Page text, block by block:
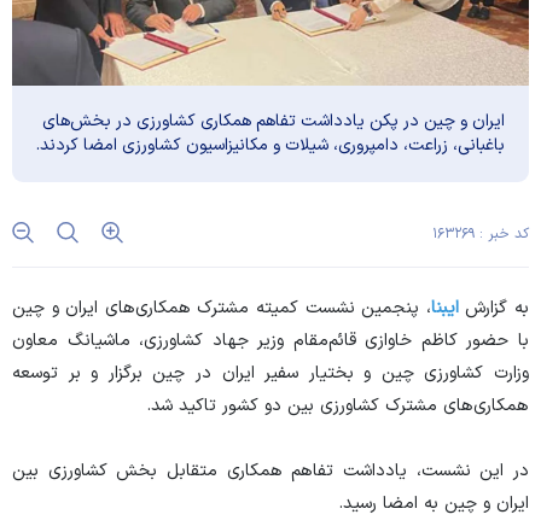
ایران و چین در پکن یادداشت تفاهم همکاری کشاورزی در بخش‌های
باغبانی، زراعت، دامپروری، شیلات و مکانیزاسیون کشاورزی امضا کردند.
کد خبر : ۱۶۳۲۶۹
به گزارشایبنا، پنجمین نشست کمیته مشترک همکاری‌های ایران و چین
با حضور کاظم خاوازی قائم‌مقام وزیر جهاد کشاورزی، ماشیانگ معاون
وزارت کشاورزی چین و بختیار سفیر ایران در چین برگزار و بر توسعه
همکاری‌های مشترک کشاورزی بین دو کشور تاکید شد.
در این نشست، یادداشت تفاهم همکاری متقابل بخش کشاورزی بین
ایران و چین به امضا رسید.